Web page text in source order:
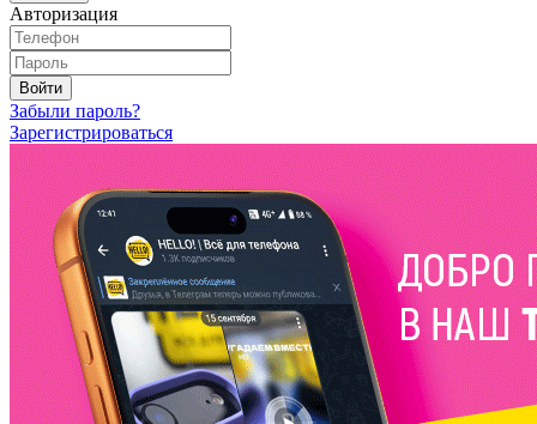
Авторизация
Войти
Забыли пароль?
Зарегистрироваться